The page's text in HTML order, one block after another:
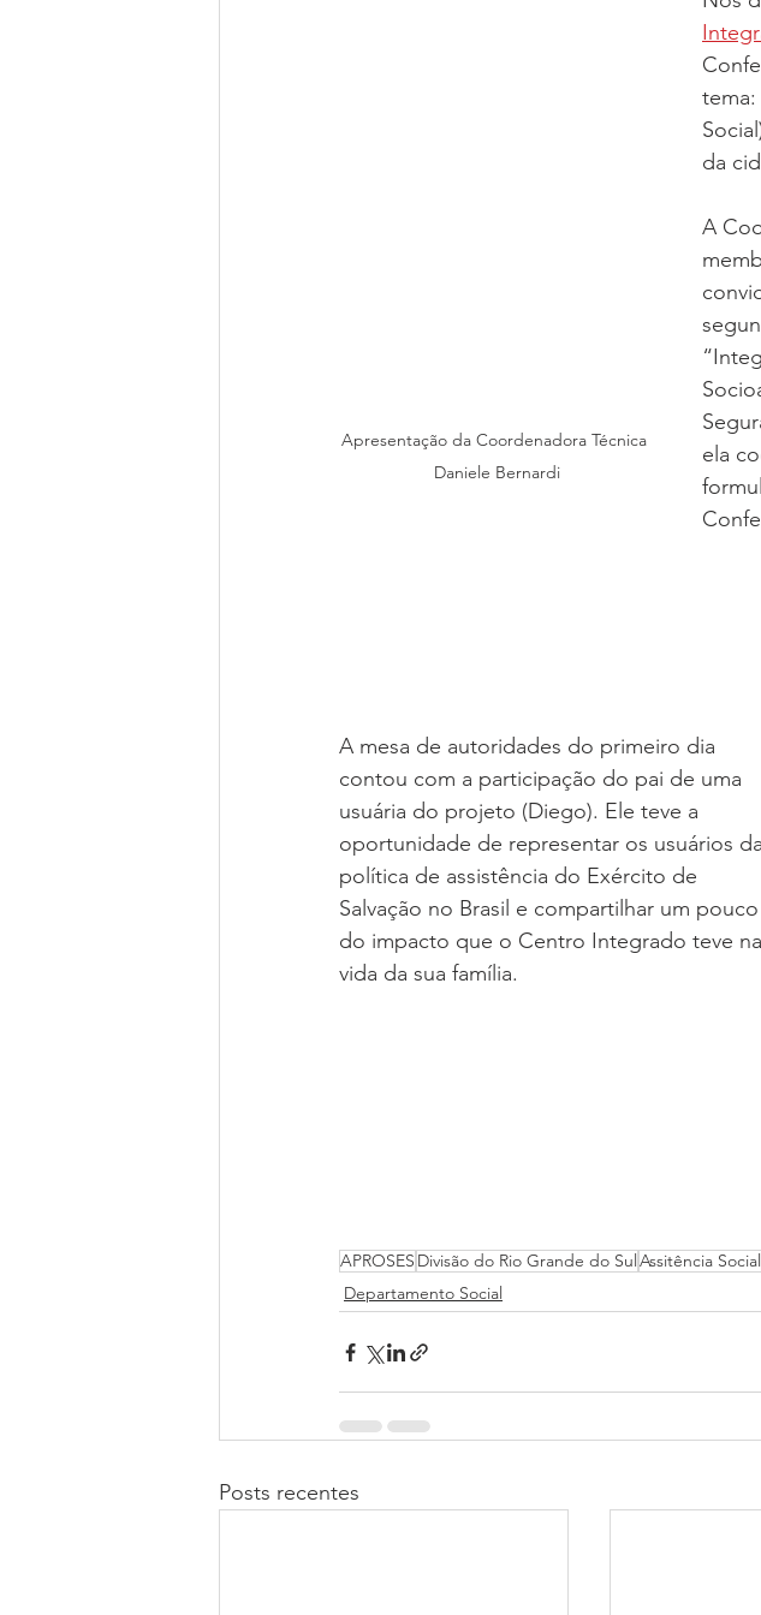
Música
Programas
Apresentação da Coordenadora Técnica
Daniele Bernardi
tema:
da
A
ela
A mesa de autoridades do primeiro dia
contou com a participação do pai de uma
usuária do projeto (Diego). Ele teve a
oportunidade de representar os usuários da
política de assistência do Exército de
Salvação no Brasil e compartilhar um pouco
do impacto que o Centro Integrado teve na
vida da sua família.
APROSES Divisão do Rio Grande do SulAssitência Social
Departamento Social
Posts recentes